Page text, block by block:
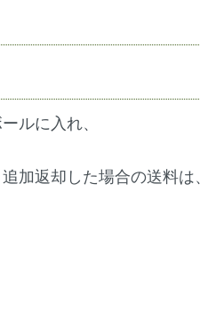
ルに入れ、
加返却した場合の送料は、